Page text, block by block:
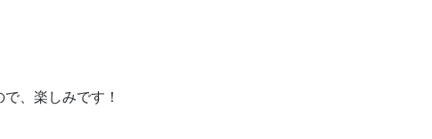
、楽しみです！